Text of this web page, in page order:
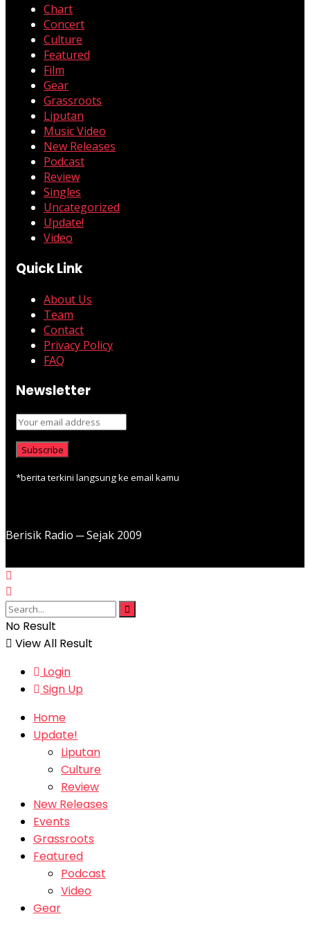
Chart
Concert
Culture
Featured
Film
Gear
Grassroots
Liputan
Music Video
New Releases
Podcast
Review
Singles
Uncategorized
Update!
Video
Quick Link
About Us
Team
Contact
Privacy Policy
FAQ
Newsletter
*berita terkini langsung ke email kamu
Berisik Radio ─ Sejak 2009
No Result
View All Result
Login
Sign Up
Home
Update!
Liputan
Culture
Review
New Releases
Events
Grassroots
Featured
Podcast
Video
Gear